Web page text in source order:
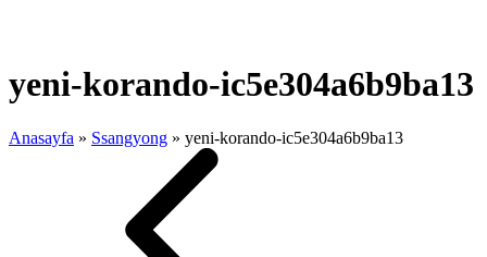
yeni-korando-ic5e304a6b9ba13
Anasayfa » Ssangyong » yeni-korando-ic5e304a6b9ba13